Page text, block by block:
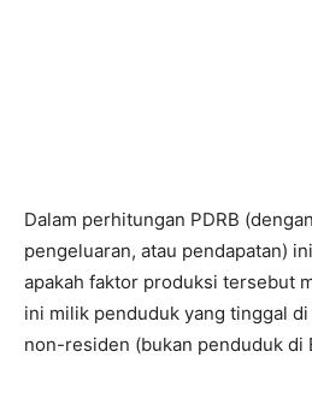
Dalam perhitungan PDRB
pengeluaran, atau pendapatan)
apakah faktor produksi tersebut
ini milik penduduk yang tinggal
non-residen (bukan penduduk di